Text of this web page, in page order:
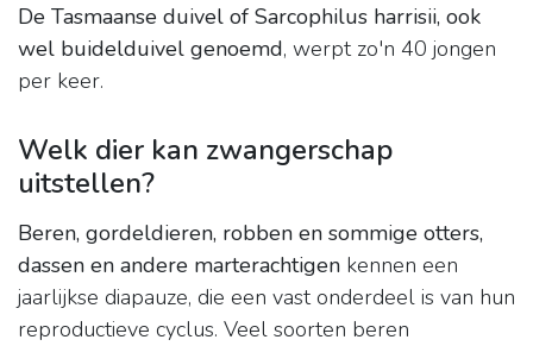
De Tasmaanse duivel of Sarcophilus harrisii, ook
wel buidelduivel genoemd, werpt zo'n 40 jongen
per keer.
Welk dier kan zwangerschap
uitstellen?
Beren, gordeldieren, robben en sommige otters,
dassen en andere marterachtigen kennen een
jaarlijkse diapauze, die een vast onderdeel is van hun
reproductieve cyclus. Veel soorten beren